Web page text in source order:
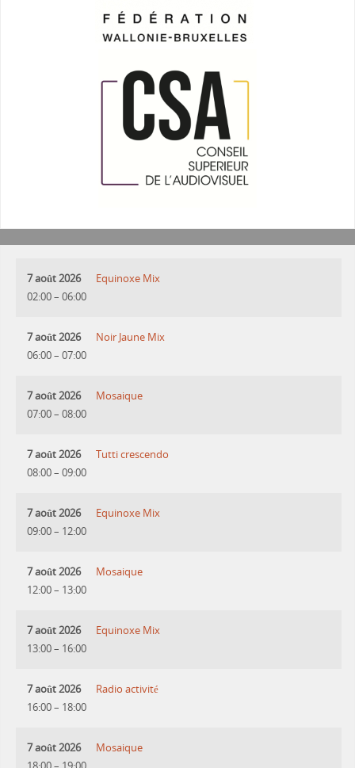
7 août 2026
02:00– 06:00
Equinoxe Mix
7 août 2026
06:00– 07:00
Noir Jaune Mix
7 août 2026
07:00– 08:00
Mosaique
7 août 2026
08:00– 09:00
Tutti crescendo
7 août 2026
09:00– 12:00
Equinoxe Mix
7 août 2026
12:00– 13:00
Mosaique
7 août 2026
13:00– 16:00
Equinoxe Mix
7 août 2026
16:00– 18:00
Radio activité
7 août 2026
Mosaique